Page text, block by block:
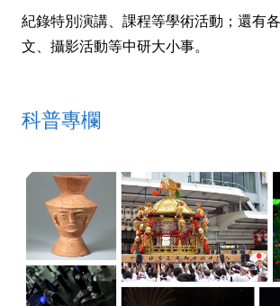
紀錄特別演講、課程等學術活動；還有
文、攝影活動等中研大小事。
科普專欄